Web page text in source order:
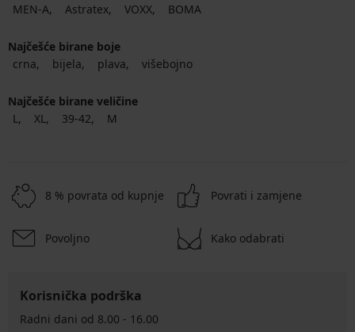
MEN-A
Astratex VOXX BOMA
Najčešće birane boje
crna
bijela plava višebojno
Najčešće birane veličine
L
XL 39-42 M
8 % povrata od kupnje Povrati i zamjene
Povoljno Kako odabrati
Korisnička podrška
Radni dani od 8.00 - 16.00